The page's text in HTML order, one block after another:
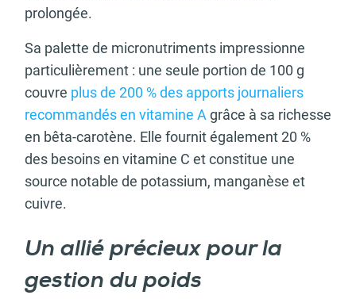
prolongée.
Sa palette de micronutriments impressionne
particulièrement : une seule portion de 100 g
couvre plus de 200 % des apports journaliers
recommandés en vitamine A grâce à sa richesse
en bêta-carotène. Elle fournit également 20 %
des besoins en vitamine C et constitue une
source notable de potassium, manganèse et
cuivre.
Un allié précieux pour la
gestion du poids